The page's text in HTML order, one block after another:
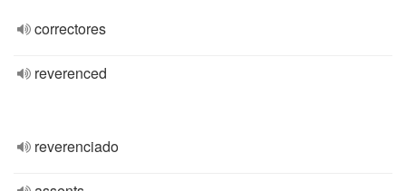
correctores
reverenced
reverenciado